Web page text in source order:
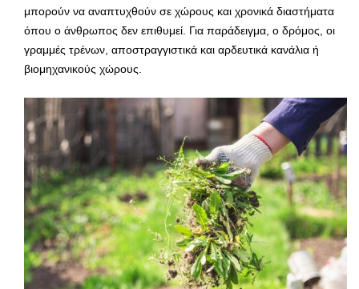
μπορούν να αναπτυχθούν σε χώρους και χρονικά διαστήματα
όπου ο άνθρωπος δεν επιθυμεί. Για παράδειγμα, ο δρόμος, οι
γραμμές τρένων, αποστραγγιστικά και αρδευτικά κανάλια ή
βιομηχανικούς χώρους.